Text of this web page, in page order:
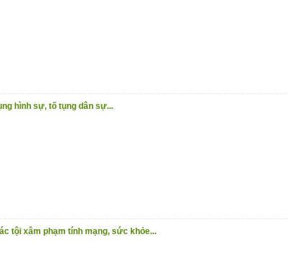
hình sự, tố tụng dân sự...
tội xâm phạm tính mạng, sức khỏe...